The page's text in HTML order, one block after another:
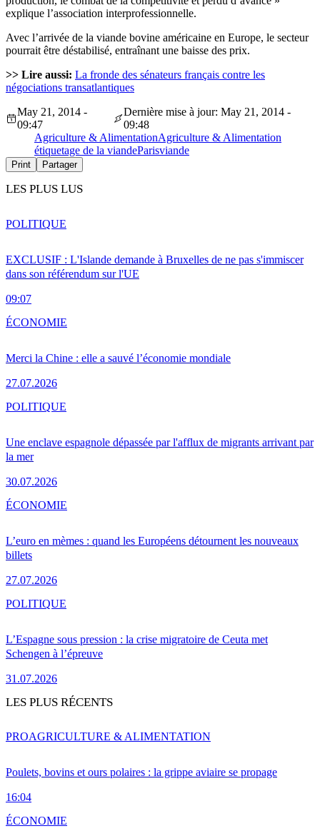
explique l’association interprofessionnelle.
Avec l’arrivée de la viande bovine américaine en Europe, le secteur
pourrait être déstabilisé, entraînant une baisse des prix.
>> Lire aussi: La fronde des sénateurs français contre les
négociations transatlantiques
May 21, 2014 -
09:47
Dernière mise à jour: May 21, 2014 -
09:48
Agriculture & AlimentationAgriculture & Alimentation
étiquetage de la viandeParisviande
Print Partager
LES PLUS LUS
EXCLUSIF : L'Islande demande à Bruxelles de ne pas s'immiscer
dans son référendum sur l'UE
09:07
POLITIQUE
Merci la Chine : elle a sauvé l’économie mondiale
27.07.2026
ÉCONOMIE
Une enclave espagnole dépassée par l'afflux de migrants arrivant par
la mer
30.07.2026
POLITIQUE
L’euro en mèmes : quand les Européens détournent les nouveaux
billets
27.07.2026
ÉCONOMIE
L’Espagne sous pression : la crise migratoire de Ceuta met
Schengen à l’épreuve
31.07.2026
POLITIQUE
LES PLUS RÉCENTS
Poulets, bovins et ours polaires : la grippe aviaire se propage
16:04
PROAGRICULTURE & ALIMENTATION
ÉCONOMIE